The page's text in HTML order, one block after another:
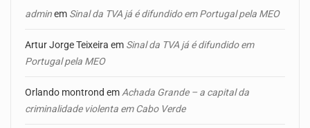
adminem Sinal da TVA já é difundido em Portugal pela MEO
Artur Jorge Teixeira em Sinal da TVA já é difundido em
Portugal pela MEO
Orlando montrond em Achada Grande – a capital da
criminalidade violenta em Cabo Verde